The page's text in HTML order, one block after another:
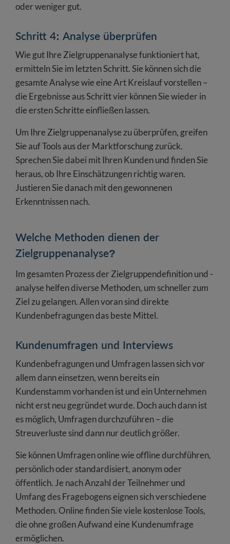
oder weniger gut.
Schritt 4: Analyse überprüfen
Wie gut Ihre Zielgruppenanalyse funktioniert hat,
ermitteln Sie im letzten Schritt. Sie können sich die
gesamte Analyse wie eine Art Kreislauf vorstellen –
die Ergebnisse aus Schritt vier können Sie wieder in
die ersten Schritte einfließen lassen.
Um Ihre Zielgruppenanalyse zu überprüfen, greifen
Sie auf Tools aus der Marktforschung zurück.
Sprechen Sie dabei mit Ihren Kunden und finden Sie
heraus, ob Ihre Einschätzungen richtig waren.
Justieren Sie danach mit den gewonnenen
Erkenntnissen nach.
Welche Methoden dienen der
Zielgruppenanalyse?
Im gesamten Prozess der Zielgruppendefinition und -
analyse helfen diverse Methoden, um schneller zum
Ziel zu gelangen. Allen voran sind direkte
Kundenbefragungen das beste Mittel.
Kundenumfragen und Interviews
Kundenbefragungen und Umfragen lassen sich vor
allem dann einsetzen, wenn bereits ein
Kundenstamm vorhanden ist und ein Unternehmen
nicht erst neu gegründet wurde. Doch auch dann ist
es möglich, Umfragen durchzuführen – die
Streuverluste sind dann nur deutlich größer.
Sie können Umfragen online wie offline durchführen,
persönlich oder standardisiert, anonym oder
öffentlich. Je nach Anzahl der Teilnehmer und
Umfang des Fragebogens eignen sich verschiedene
Methoden. Online finden Sie viele kostenlose Tools,
die ohne großen Aufwand eine Kundenumfrage
ermöglichen.